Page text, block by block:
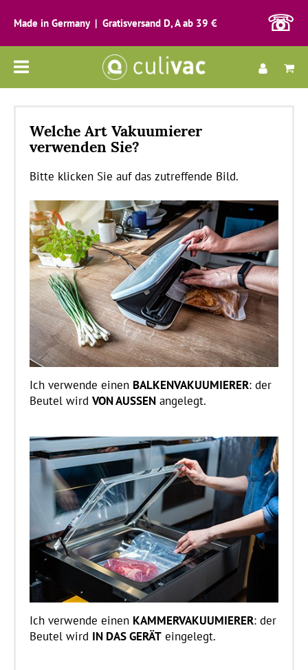
Made in Germany | Gratisversand D, A ab 39 € ☏
Alle
Welche Art Vakuumierer
verwenden Sie?
Bitte klicken Sie auf das zutreffende Bild.
Ich verwende einen BALKENVAKUUMIERER: der
Beutel wird VON AUSSEN angelegt.
Ich verwende einen KAMMERVAKUUMIERER: der
Beutel wird IN DAS GERÄT eingelegt.